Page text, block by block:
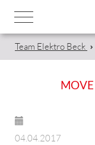
Team Elektro Beck
04.04.2017